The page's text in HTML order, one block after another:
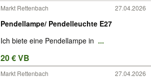
Markt Rettenbach 27.04.2026
Pendellampe/ Pendelleuchte E27
Ich biete eine Pendellampe in ...
20 € VB
Markt Rettenbach 27.04.2026